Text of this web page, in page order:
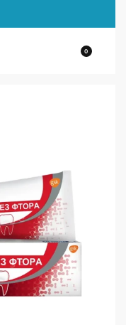
0